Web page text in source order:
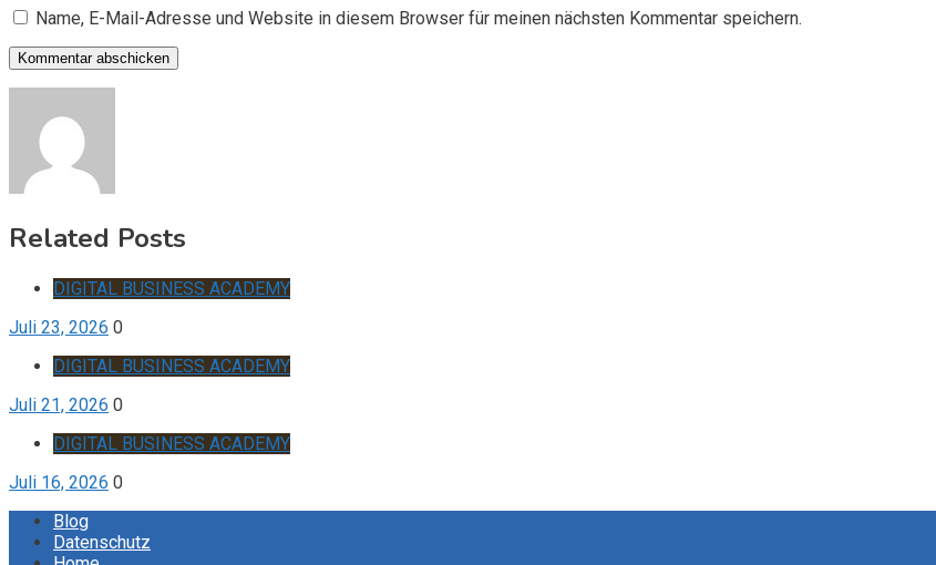
Name, E-Mail-Adresse und Website in diesem Browser für meinen nächsten Kommentar speichern.
Related Posts
DIGITAL BUSINESS ACADEMY
Juli 23, 2026 0
DIGITAL BUSINESS ACADEMY
Juli 21, 2026 0
DIGITAL BUSINESS ACADEMY
Juli 16, 2026 0
Blog
Datenschutz